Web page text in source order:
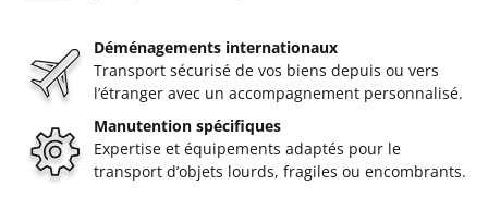
Déménagements internationaux
Transport sécurisé de vos biens depuis ou vers
l’étranger avec un accompagnement personnalisé.
Manutention spécifiques
Expertise et équipements adaptés pour le
transport d’objets lourds, fragiles ou encombrants.